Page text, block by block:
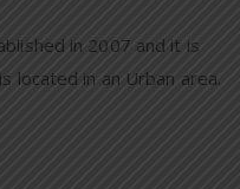
in 2007 and it is
located in an Urban area.